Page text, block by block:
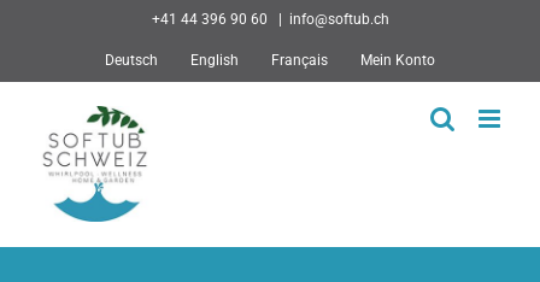
+41 44 396 90 60 info@softub.ch
Deutsch English Français Mein Konto